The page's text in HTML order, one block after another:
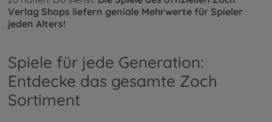
Verlag Shops liefern geniale Mehrwerte für Spieler
jeden Alters!
Spiele für jede Generation:
Entdecke das gesamte Zoch
Sortiment